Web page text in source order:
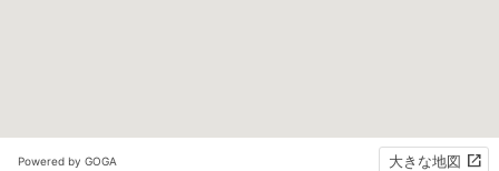
Powered by GOGA 大きな地図